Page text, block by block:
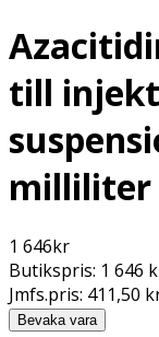
till
milliliter
1 646kr
Butikspris: 1 646
Jmfs.pris: 411,50
Bevaka vara